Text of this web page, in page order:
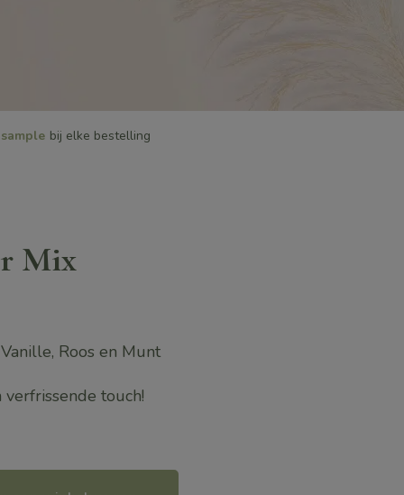
sample bij elke bestelling
Mix
Roos en Munt
touch!